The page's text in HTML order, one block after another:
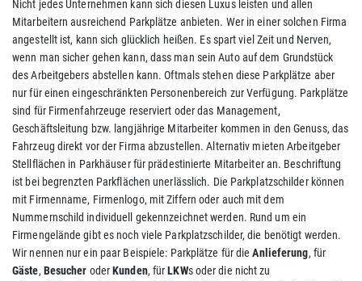
Nicht jedes Unternehmen kann sich diesen Luxus leisten und allen
Mitarbeitern ausreichend Parkplätze anbieten. Wer in einer solchen Firma
angestellt ist, kann sich glücklich heißen. Es spart viel Zeit und Nerven,
wenn man sicher gehen kann, dass man sein Auto auf dem Grundstück
des Arbeitgebers abstellen kann. Oftmals stehen diese Parkplätze aber
nur für einen eingeschränkten Personenbereich zur Verfügung. Parkplätze
sind für Firmenfahrzeuge reserviert oder das Management,
Geschäftsleitung bzw. langjährige Mitarbeiter kommen in den Genuss, das
Fahrzeug direkt vor der Firma abzustellen. Alternativ mieten Arbeitgeber
Stellflächen in Parkhäuser für prädestinierte Mitarbeiter an. Beschriftung
ist bei begrenzten Parkflächen unerlässlich. Die Parkplatzschilder können
mit Firmenname, Firmenlogo, mit Ziffern oder auch mit dem
Nummernschild individuell gekennzeichnet werden. Rund um ein
Firmengelände gibt es noch viele Parkplatzschilder, die benötigt werden.
Wir nennen nur ein paar Beispiele: Parkplätze für dieAnlieferung, für
Gäste, Besucher oderKunden, fürLKWs oder die nicht zu